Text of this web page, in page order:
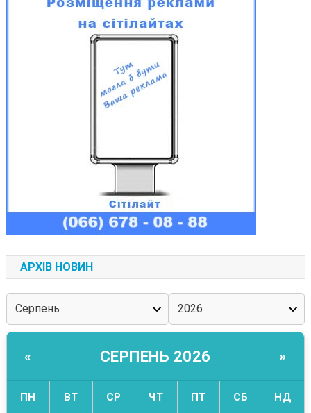
АРХІВ НОВИН
« СЕРПЕНЬ 2026 »
ПН ВТ СР ЧТ ПТ СБ НД